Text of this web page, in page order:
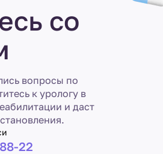
со
вопросы по
к урологу в
и даст
22